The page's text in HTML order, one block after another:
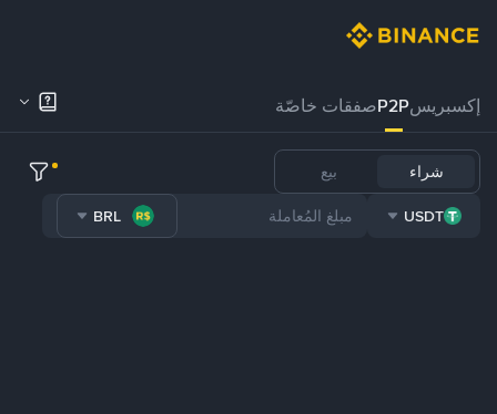
إكسبريسP2Pصفقات خاصّة
شراء بيع
USDT
BRL